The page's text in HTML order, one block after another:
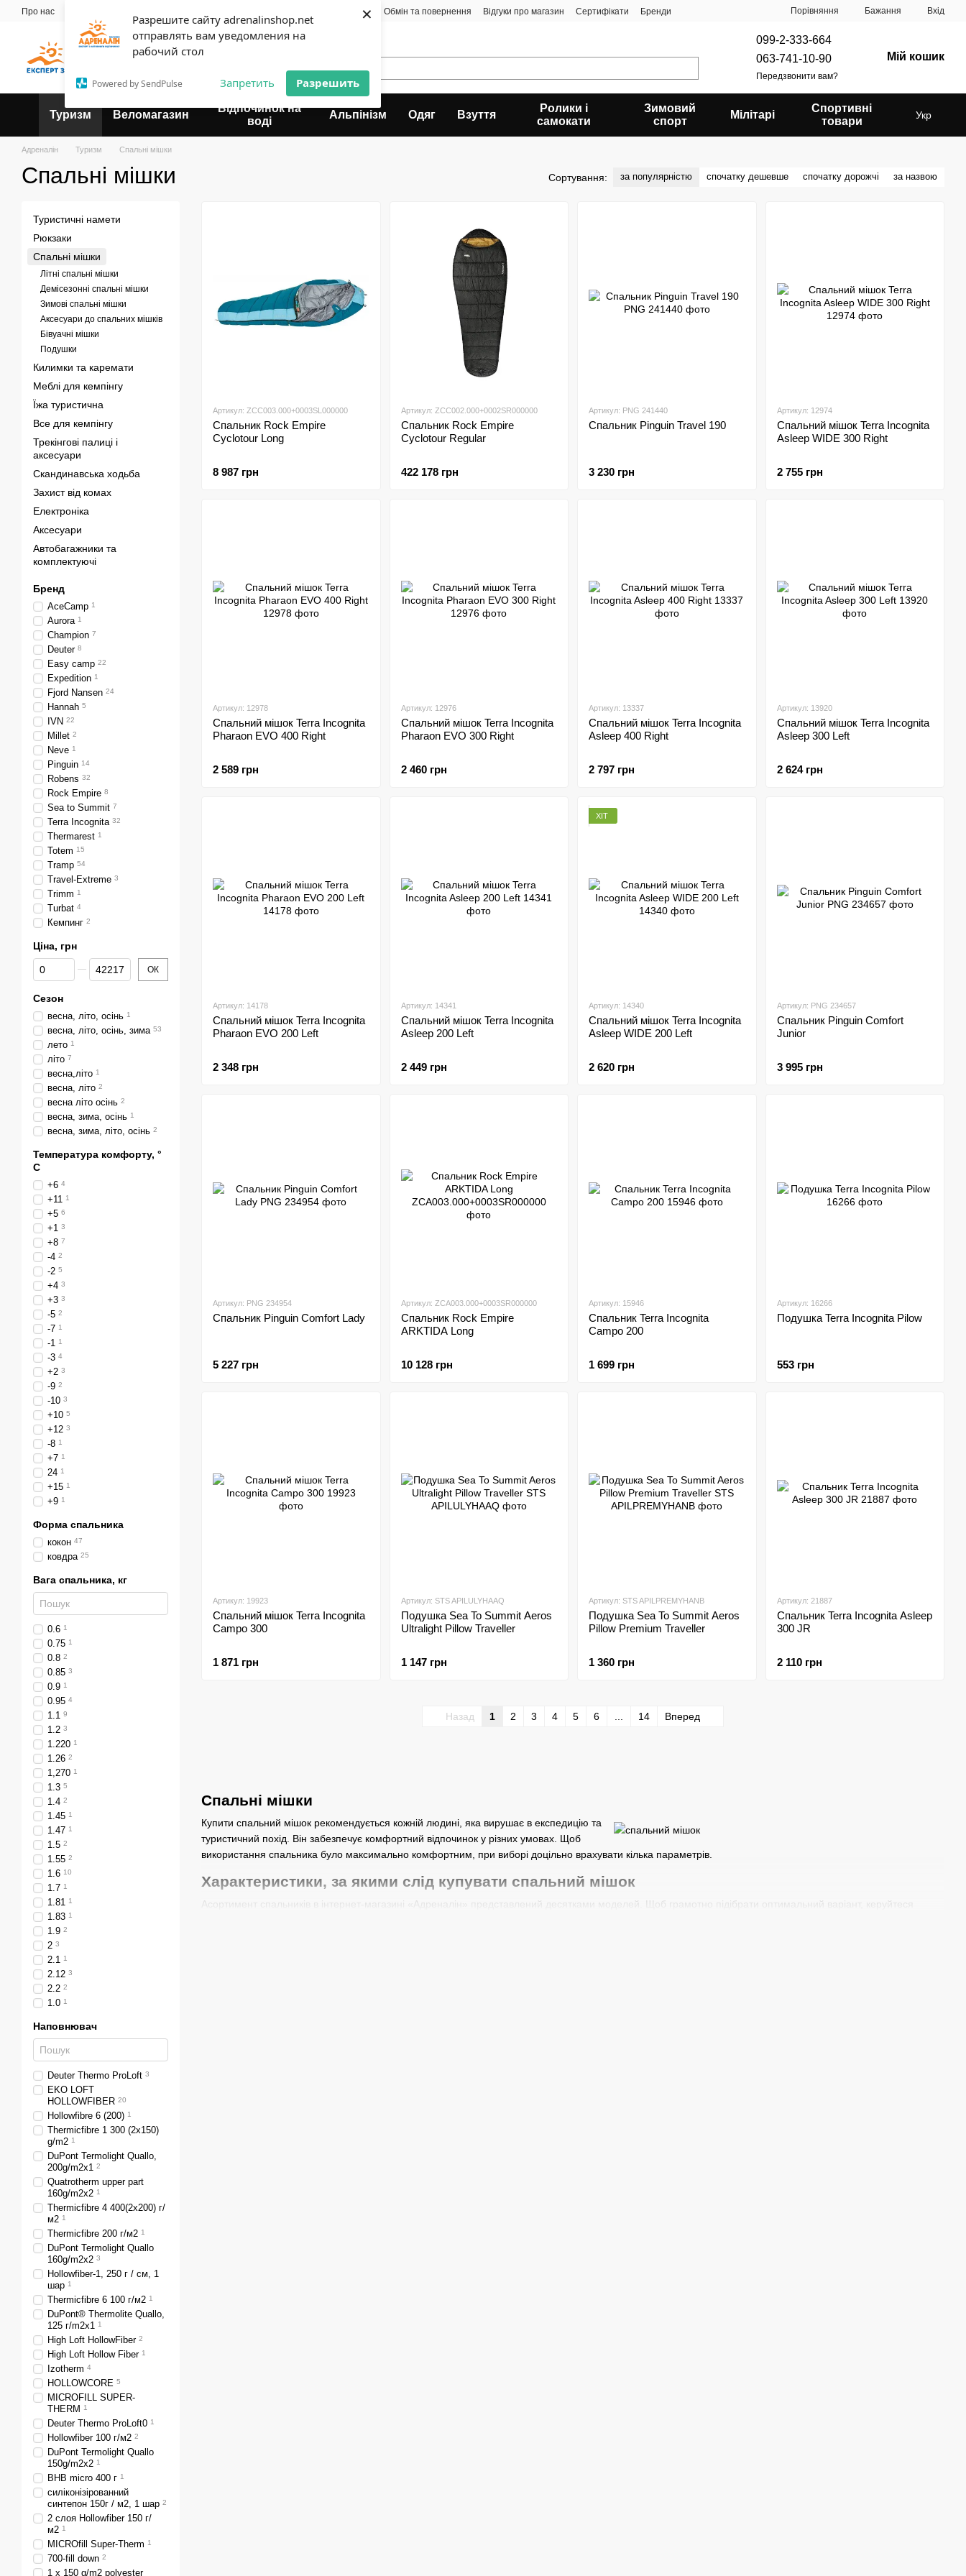
Разрешите сайту adrenalinshop.net
отправлять вам уведомления на
рабочий стол
Powered by SendPulse Запретить Разрешить
×
Перейти до основного контенту
Про нас Оплата і доставка Обмін та повернення Відгуки про магазин Сертифікати
Бренди
Угода користувача
Порівняння Бажання Вхід
Експерт твого відпочинку
099-2-333-664
063-741-10-90
Передзвонити вам?
Мій кошик
Туризм Веломагазин
Відпочинок на
воді
Альпінізм Одяг Взуття
Ролики і
самокати
Зимовий
спорт
Мілітарі
Спортивні
товари
Укр
Адреналін Туризм Спальні мішки
Спальні мішки Сортування: за популярністю спочатку дешевше спочатку дорожчі за назвою
Спальні мішки
Купити спальний мішок рекомендується кожній людині, яка вирушає в експедицію та
туристичний похід. Він забезпечує комфортний відпочинок у різних умовах. Щоб
використання спальника було максимально комфортним, при виборі доцільно врахувати кілька параметрів.
Характеристики, за якими слід купувати спальний мішок
Асортимент спальників в інтернет-магазині «Адреналін» представлений десятками моделей. Щоб грамотно підібрати оптимальний варіант, керуйтеся
Артикул: ZCC003.000+0003SL000000
Спальник Rock Empire
Cyclotour Long
8 987 грн
Артикул: ZCC002.000+0002SR000000
Спальник Rock Empire
Cyclotour Regular
422 178 грн
Артикул: PNG 241440
Спальник Pinguin Travel 190
3 230 грн
Артикул: 12974
Спальний мішок Terra Incognita
Asleep WIDE 300 Right
2 755 грн
Артикул: 12978
Спальний мішок Terra Incognita
Pharaon EVO 400 Right
2 589 грн
Артикул: 12976
Спальний мішок Terra Incognita
Pharaon EVO 300 Right
2 460 грн
Артикул: 13337
Спальний мішок Terra Incognita
Asleep 400 Right
2 797 грн
Артикул: 13920
Спальний мішок Terra Incognita
Asleep 300 Left
2 624 грн
Артикул: 14178
Спальний мішок Terra Incognita
Pharaon EVO 200 Left
2 348 грн
Артикул: 14341
Спальний мішок Terra Incognita
Asleep 200 Left
2 449 грн
ХІТ
Артикул: 14340
Спальний мішок Terra Incognita
Asleep WIDE 200 Left
2 620 грн
Артикул: PNG 234657
Спальник Pinguin Comfort
Junior
3 995 грн
Артикул: PNG 234954
Спальник Pinguin Comfort Lady
5 227 грн
Артикул: ZCA003.000+0003SR000000
Спальник Rock Empire
ARKTIDA Long
10 128 грн
Артикул: 15946
Спальник Terra Incognita
Campo 200
1 699 грн
Артикул: 16266
Подушка Terra Incognita Pilow
553 грн
Артикул: 19923
Спальний мішок Terra Incognita
Campo 300
1 871 грн
Артикул: STS APILULYHAAQ
Подушка Sea To Summit Aeros
Ultralight Pillow Traveller
1 147 грн
Артикул: STS APILPREMYHANB
Подушка Sea To Summit Aeros
Pillow Premium Traveller
1 360 грн
Артикул: 21887
Спальник Terra Incognita Asleep
300 JR
2 110 грн
Назад 1 2 3 4 5 6 14 Вперед
Туристичні намети
Рюкзаки
Спальні мішки
Літні спальні мішки
Демісезонні спальні мішки
Зимові спальні мішки
Аксесуари до спальних мішків
Бівуачні мішки
Подушки
Килимки та каремати
Меблі для кемпінгу
Їжа туристична
Все для кемпінгу
Трекінгові палиці і
аксесуари
Скандинавська ходьба
Захист від комах
Електроніка
Аксесуари
Автобагажники та
комплектуючі
Бренд
AceCamp 1
Aurora 1
Champion 7
Deuter 8
Easy camp 22
Expedition 1
Fjord Nansen 24
Hannah 5
IVN 22
Millet 2
Neve 1
Pinguin 14
Robens 32
Rock Empire 8
Sea to Summit 7
Terra Incognita 32
Thermarest 1
Totem 15
Tramp 54
Travel-Extreme 3
Trimm 1
Turbat 4
Кемпинг 2
Ціна, грн
Від Ціна, грн
До Ціна, грн ОК
Сезон
весна, літо, осінь 1
весна, літо, осінь, зима 53
лето 1
літо 7
весна,літо 1
весна, літо 2
весна літо осінь 2
весна, зима, осінь 1
весна, зима, літо, осінь 2
Температура комфорту, °
C
+6 4
+11 1
+5 6
+1 3
+8 7
-4 2
-2 5
+4 3
+3 3
-5 2
-7 1
-1 1
-3 4
+2 3
-9 2
-10 3
+10 5
+12 3
-8 1
+7 1
24 1
+15 1
+9 1
Форма спальника
кокон 47
ковдра 25
Вага спальника, кг
0.6 1
0.75 1
0.8 2
0.85 3
0.9 1
0.95 4
1.1 9
1.2 3
1.220 1
1.26 2
1,270 1
1.3 5
1.4 2
1.45 1
1.47 1
1.5 2
1.55 2
1.6 10
1.7 1
1.81 1
1.83 1
1.9 2
2 3
2.1 1
2.12 3
2.2 2
1.0 1
Наповнювач
Deuter Thermo ProLoft 3
EKO LOFT
HOLLOWFIBER 20
Hollowfibre 6 (200) 1
Thermicfibre 1 300 (2x150)
g/m2 1
DuPont Termolight Quallo,
200g/m2x1 2
Quatrotherm upper part
160g/m2x2 1
Thermicfibre 4 400(2x200) г/
м2 1
Thermicfibre 200 г/м2 1
DuPont Termolight Quallo
160g/m2x2 3
Hollowfiber-1, 250 г / см, 1
шар 1
Thermicfibre 6 100 г/м2 1
DuPont® Thermolite Quallo,
125 г/m2x1 1
High Loft HollowFiber 2
High Loft Hollow Fiber 1
Izotherm 4
HOLLOWCORE 5
MICROFILL SUPER-
THERM
1
Deuter Thermo ProLoft0 1
Hollowfiber 100 г/м2 2
DuPont Termolight Quallo
150g/m2x2 1
BHB micro 400 г 1
силіконізірованний
синтепон 150г / м2, 1 шар 2
2 слоя Hollowfiber 150 г/
м2 1
MICROfill Super-Therm 1
700-fill down 2
1 x 150 g/m2 polyester
Раз на тиждень ми робемо спеціальні пропозиціі для
підписників. Доєдуйтесь...